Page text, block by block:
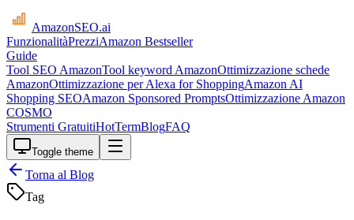
AmazonSEO.ai
FunzionalitàPrezziAmazon Bestseller
Guide
Tool SEO AmazonTool keyword AmazonOttimizzazione schede
AmazonOttimizzazione per Alexa for ShoppingAmazon AI
Shopping SEOAmazon Sponsored PromptsOttimizzazione Amazon
COSMO
Strumenti GratuitiHotTermBlogFAQ
Toggle theme
Torna al Blog
Tag